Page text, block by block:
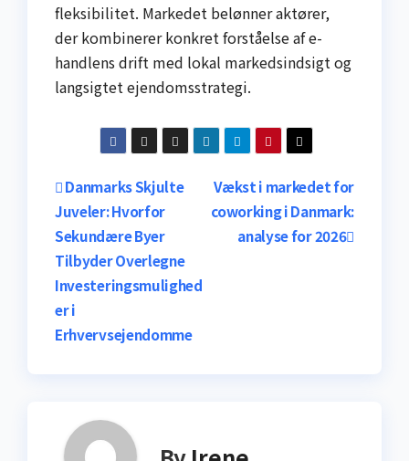
fleksibilitet. Markedet belønner aktører,
der kombinerer konkret forståelse af e-
handlens drift med lokal markedsindsigt og
langsigtet ejendomsstrategi.
Indlægsnavigation
Vækst i markedet for
coworking i Danmark:
analyse for 2026
Danmarks Skjulte
Juveler: Hvorfor
Sekundære Byer
Tilbyder Overlegne
Investeringsmulighed
er i
Erhvervsejendomme